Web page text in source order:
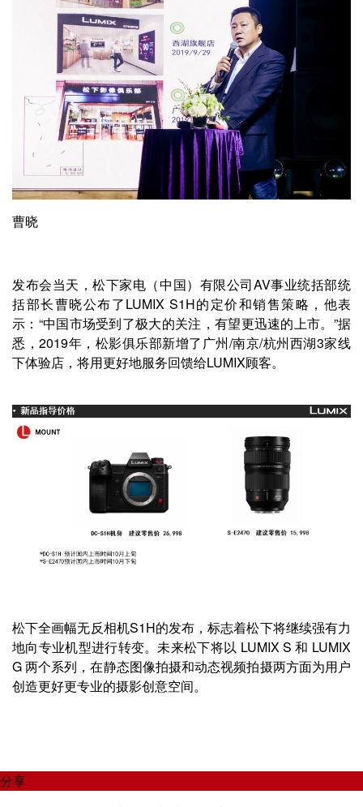
曹晓
发布会当天，松下家电（中国）有限公司AV事业统括部统
括部长曹晓公布了LUMIX S1H的定价和销售策略，他表
示：“中国市场受到了极大的关注，有望更迅速的上市。”据
悉，2019年，松影俱乐部新增了广州/南京/杭州西湖3家线
下体验店，将用更好地服务回馈给LUMIX顾客。
松下全画幅无反相机S1H的发布，标志着松下将继续强有力
地向专业机型进行转变。未来松下将以 LUMIX S 和 LUMIX
G 两个系列，在静态图像拍摄和动态视频拍摄两方面为用户
创造更好更专业的摄影创意空间。
分享